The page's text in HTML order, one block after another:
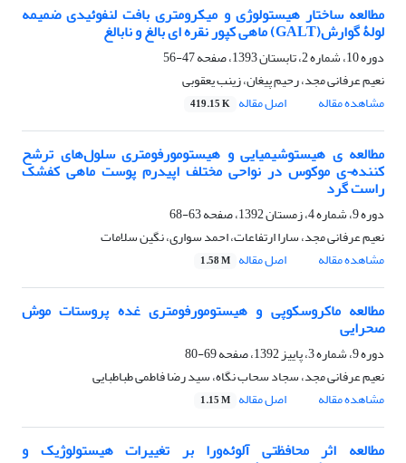
مطالعه ساختار هیستولوژی و میکرومتری بافت لنفوئیدی ضمیمه
لولۀ گوارش(GALT) ماهی کپور نقره ای بالغ و نابالغ
دوره 10، شماره 2، تابستان 1393، صفحه
47-56
نعیم عرفانی مجد، رحیم پیغان، زینب یعقوبی
مشاهده مقاله
اصل مقاله 419.15 K
مطالعه ی هیستوشیمیایی و هیستومورفومتری سلول‌های ترشح
کننده¬ی موکوس در نواحی مختلف اپیدرم پوست ماهی کفشک
راست گرد
دوره 9، شماره 4، زمستان 1392، صفحه
63-68
نعیم عرفانی مجد، سارا ارتفاعات، احمد سواری، نگین سلامات
مشاهده مقاله
اصل مقاله 1.58 M
مطالعه ماکروسکوپی و هیستومورفومتری غده پروستات موش
صحرایی
دوره 9، شماره 3، پاییز 1392، صفحه
69-80
نعیم عرفانی مجد، سجاد سحاب نگاه، سید رضا فاطمی طباطبایی
مشاهده مقاله
اصل مقاله 1.15 M
مطالعه اثر محافظتی آلوئه‌ورا بر تغییرات هیستولوژیک و